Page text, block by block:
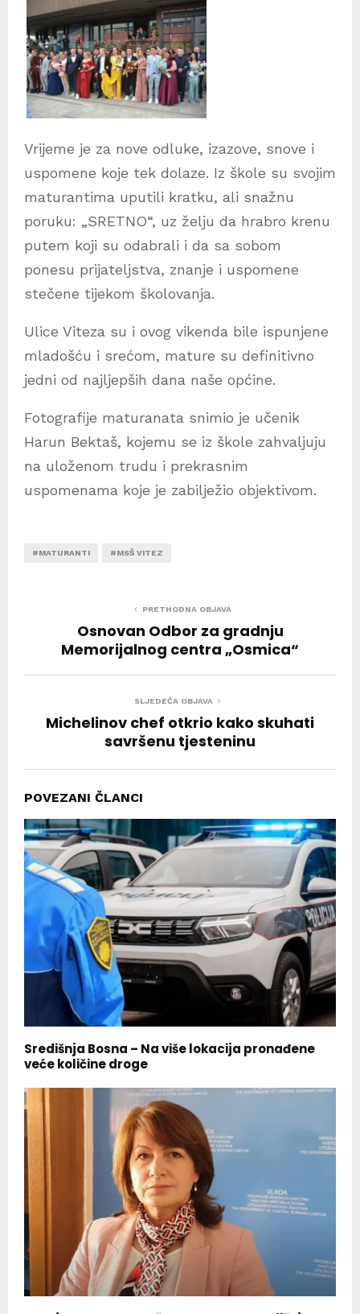
Vrijeme je za nove odluke, izazove, snove i
uspomene koje tek dolaze. Iz škole su svojim
maturantima uputili kratku, ali snažnu
poruku: „SRETNO“, uz želju da hrabro krenu
putem koji su odabrali i da sa sobom
ponesu prijateljstva, znanje i uspomene
stečene tijekom školovanja.
Ulice Viteza su i ovog vikenda bile ispunjene
mladošću i srećom, mature su definitivno
jedni od najljepših dana naše općine.
Fotografije maturanata snimio je učenik
Harun Bektaš, kojemu se iz škole zahvaljuju
na uloženom trudu i prekrasnim
uspomenama koje je zabilježio objektivom.
#MATURANTI #MSŠ VITEZ
PRETHODNA OBJAVA
Osnovan Odbor za gradnju
Memorijalnog centra „Osmica“
SLJEDEĆA OBJAVA
Michelinov chef otkrio kako skuhati
savršenu tjesteninu
POVEZANI ČLANCI
Središnja Bosna – Na više lokacija pronađene
veće količine droge